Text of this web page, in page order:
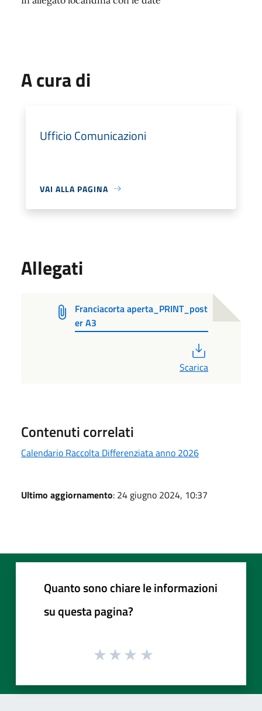
A cura di
Ufficio Comunicazioni
VAI ALLA PAGINA
Allegati
Franciacorta aperta_PRINT_post
er A3
Scarica
Contenuti correlati
Calendario Raccolta Differenziata anno 2026
Ultimo aggiornamento: 24 giugno 2024, 10:37
Quanto sono chiare le informazioni
su questa pagina?